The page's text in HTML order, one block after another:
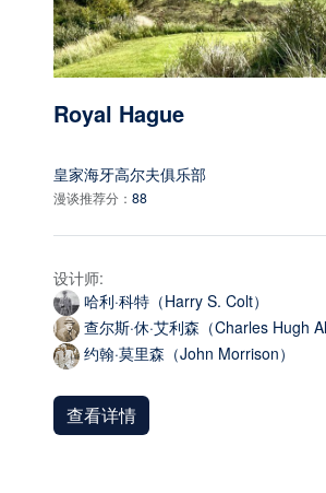
Royal Hague
皇家海牙高尔夫俱乐部
漫谈推荐分： 88
设计师:
哈利·科特（Harry S. Colt）
查尔斯·休·艾利森（Charles Hugh
约翰·莫里森（John Morrison）
查看详情